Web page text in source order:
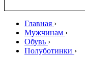
Главная ›
Мужчинам ›
Обувь ›
Полуботинки ›